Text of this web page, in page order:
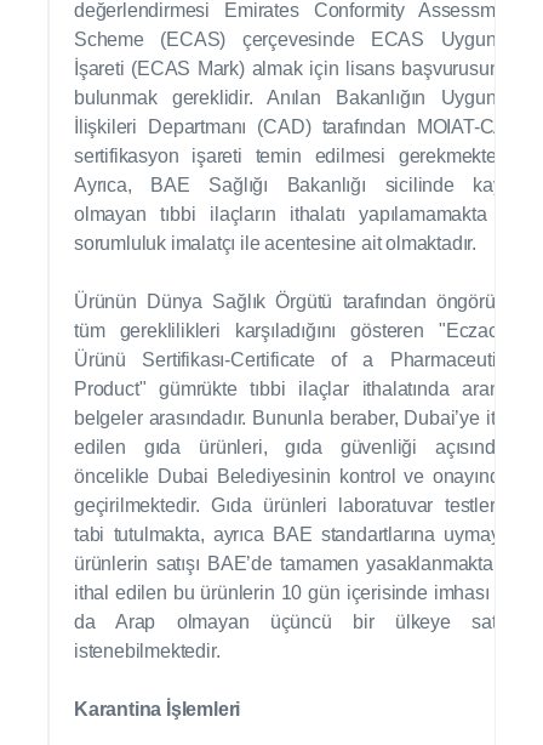
değerlendirmesi Emirates Conformity Assessment
Scheme (ECAS) çerçevesinde ECAS Uygunluk
İşareti (ECAS Mark) almak için lisans başvurusunda
bulunmak gereklidir. Anılan Bakanlığın Uygunluk
İlişkileri Departmanı (CAD) tarafından MOIAT-CAD
sertifikasyon işareti temin edilmesi gerekmektedir.
Ayrıca, BAE Sağlığı Bakanlığı sicilinde kayıtlı
olmayan tıbbi ilaçların ithalatı yapılamamakta ve
sorumluluk imalatçı ile acentesine ait olmaktadır.
Ürünün Dünya Sağlık Örgütü tarafından öngörülen
tüm gereklilikleri karşıladığını gösteren "Eczacılık
Ürünü Sertifikası-Certificate of a Pharmaceutical
Product" gümrükte tıbbi ilaçlar ithalatında aranan
belgeler arasındadır. Bununla beraber, Dubai’ye ithal
edilen gıda ürünleri, gıda güvenliği açısından,
öncelikle Dubai Belediyesinin kontrol ve onayından
geçirilmektedir. Gıda ürünleri laboratuvar testlerine
tabi tutulmakta, ayrıca BAE standartlarına uymayan
ürünlerin satışı BAE’de tamamen yasaklanmakta ve
ithal edilen bu ürünlerin 10 gün içerisinde imhası (ya
da Arap olmayan üçüncü bir ülkeye satışı)
istenebilmektedir.
Karantina İşlemleri